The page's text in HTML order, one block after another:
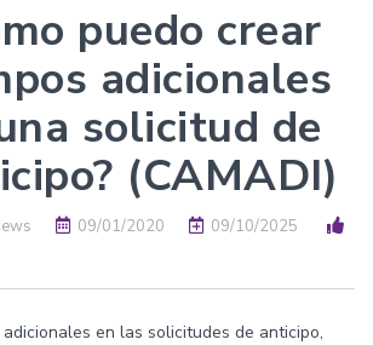
puedo crear
adicionales
solicitud de
(CAMADI)
09/01/2020
09/10/2025
en las solicitudes de anticipo,